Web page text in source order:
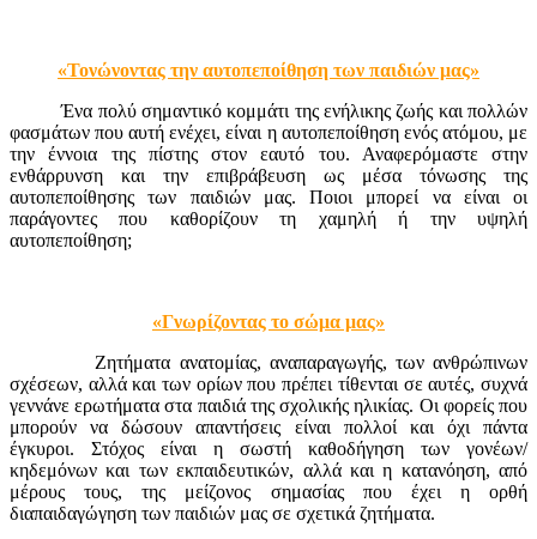
«Τονώνοντας την αυτοπεποίθηση των παιδιών μας»
Ένα πολύ σημαντικό κομμάτι της ενήλικης ζωής και πολλών
φασμάτων που αυτή ενέχει, είναι η αυτοπεποίθηση ενός ατόμου, με
την έννοια της πίστης στον εαυτό του. Αναφερόμαστε στην
ενθάρρυνση και την επιβράβευση ως μέσα τόνωσης της
αυτοπεποίθησης των παιδιών μας. Ποιοι μπορεί να είναι οι
παράγοντες που καθορίζουν τη χαμηλή ή την υψηλή
αυτοπεποίθηση;
«Γνωρίζοντας το σώμα μας»
Ζητήματα ανατομίας, αναπαραγωγής, των ανθρώπινων
σχέσεων, αλλά και των ορίων που πρέπει τίθενται σε αυτές, συχνά
γεννάνε ερωτήματα στα παιδιά της σχολικής ηλικίας. Οι φορείς που
μπορούν να δώσουν απαντήσεις είναι πολλοί και όχι πάντα
έγκυροι. Στόχος είναι η σωστή καθοδήγηση των γονέων/
κηδεμόνων και των εκπαιδευτικών, αλλά και η κατανόηση, από
μέρους τους, της μείζονος σημασίας που έχει η ορθή
διαπαιδαγώγηση των παιδιών μας σε σχετικά ζητήματα.